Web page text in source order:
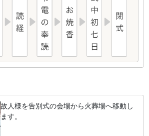
故人様を告別式の会場から火葬場へ移動し
ます。